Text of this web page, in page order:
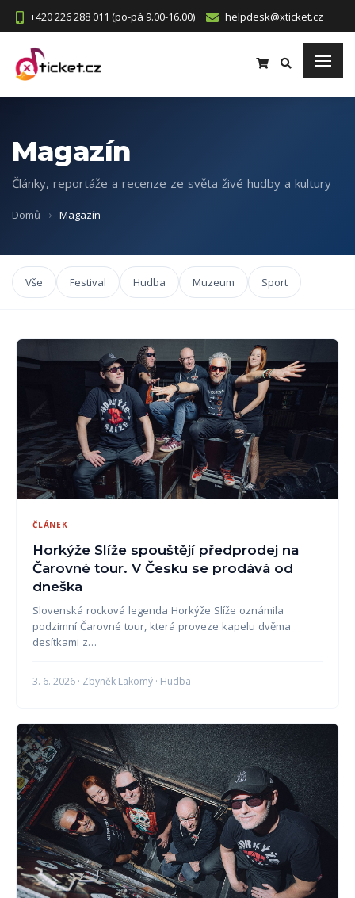
+420 226 288 011 (po-pá 9.00-16.00) helpdesk@xticket.cz
Magazín
Články, reportáže a recenze ze světa živé hudby a kultury
Domů Magazín
Vše Festival Hudba Muzeum Sport
ČLÁNEK
Horkýže Slíže spouštějí předprodej na
Čarovné tour. V Česku se prodává od
dneška
Slovenská rocková legenda Horkýže Slíže oznámila
podzimní Čarovné tour, která proveze kapelu dvěma
desítkami z…
3. 6. 2026 · Zbyněk Lakomý · Hudba